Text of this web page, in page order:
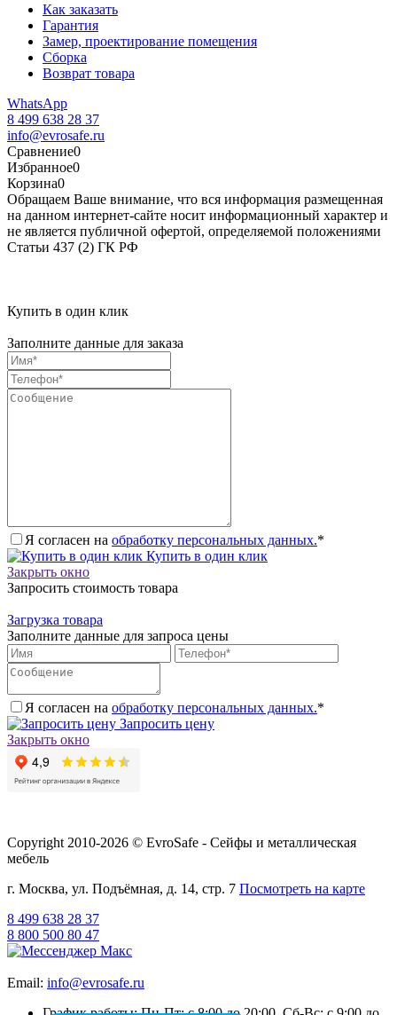
Как заказать
Гарантия
Замер, проектирование помещения
Сборка
Возврат товара
WhatsApp
8 499 638 28 37
info@evrosafe.ru
Сравнение0
Избранное0
Корзина0
Обращаем Ваше внимание, что вся информация размещенная
на данном интернет-сайте носит информационный характер и
не является публичной офертой, определяемой положениями
Статьи 437 (2) ГК РФ
Купить в один клик
Заполните данные для заказа
Я согласен на обработку персональных данных.*
Купить в один клик
Закрыть окно
Запросить стоимость товара
Загрузка товара
Заполните данные для запроса цены
Я согласен на обработку персональных данных.*
Запросить цену
Закрыть окно
Copyright 2010-2026 © EvroSafe - Сейфы и металлическая
мебель
г. Москва, ул. Подъёмная, д. 14, стр. 7 Посмотреть на карте
8 499 638 28 37
8 800 500 80 47
Email: info@evrosafe.ru